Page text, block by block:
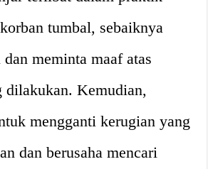
tumbal, sebaiknya
dan meminta maaf atas
dilakukan. Kemudian,
mengganti kerugian yang
dan berusaha mencari